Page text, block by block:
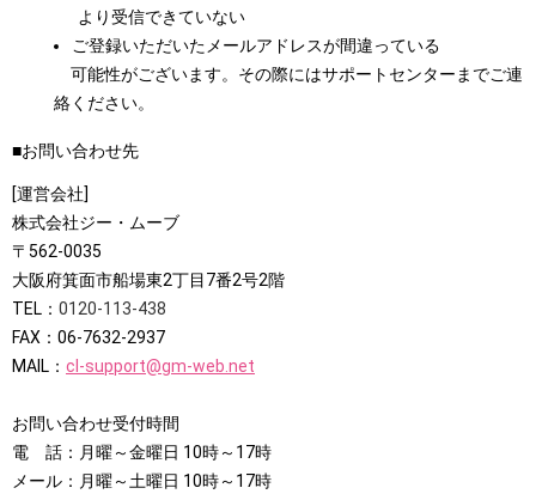
より受信できていない
ご登録いただいたメールアドレスが間違っている
可能性がございます。その際にはサポートセンターまでご連
絡ください。
■お問い合わせ先
[運営会社]
株式会社ジー・ムーブ
〒562-0035
大阪府箕面市船場東2丁目7番2号2階
TEL： 0120-113-438
FAX：06-7632-2937
MAIL： cl-support@gm-web.net
お問い合わせ受付時間
電 話：月曜～金曜日 10時～17時
メール：月曜～土曜日 10時～17時